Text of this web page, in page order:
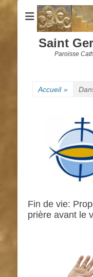
Saint
Paroisse
Accueil »
Fin de vie:
prière avant le